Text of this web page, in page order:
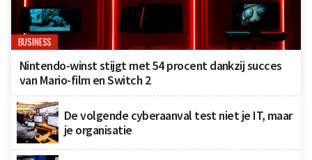
BUSINESS
Nintendo-winst stijgt met 54 procent dankzij succes
van Mario-film en Switch 2
De volgende cyberaanval test niet je IT, maar
je organisatie